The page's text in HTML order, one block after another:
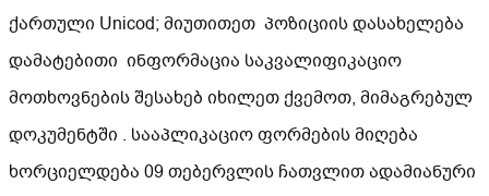
ქართული Unicod; მიუთითეთ პოზიციის დასახელება
დამატებითი ინფორმაცია საკვალიფიკაციო
მოთხოვნების შესახებ იხილეთ ქვემოთ, მიმაგრებულ
დოკუმენტში . სააპლიკაციო ფორმების მიღება
ხორციელდება 09 თებერვლის ჩათვლით ადამიანური